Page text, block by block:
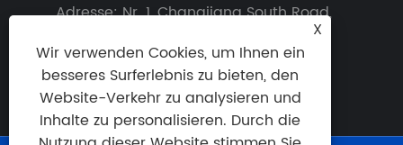
Adresse: Nr. 1, Changjiang South Road,
X
Wir verwenden Cookies, um Ihnen ein
besseres Surferlebnis zu bieten, den
Website-Verkehr zu analysieren und
Inhalte zu personalisieren. Durch die